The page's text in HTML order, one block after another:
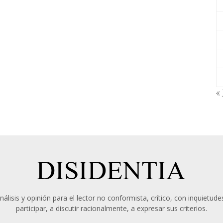
«
y opinión para el lector no conformista, crítico, con
participar, a discutir racionalmente, a expresar sus criterios.